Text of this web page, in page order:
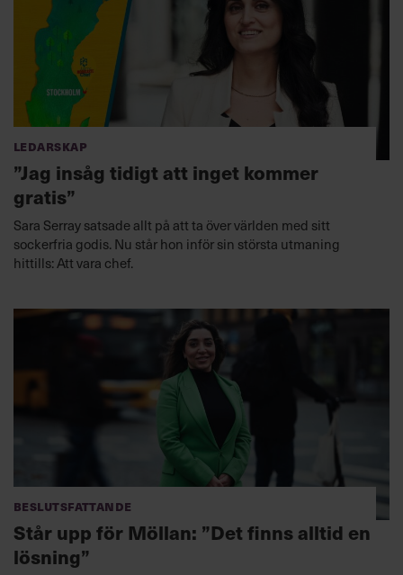
Ledarskap
”Jag insåg tidigt att inget kommer
gratis”
Sara Serray satsade allt på att ta över världen med sitt
sockerfria godis. Nu står hon inför sin största utmaning
hittills: Att vara chef.
Beslutsfattande
Står upp för Möllan: ”Det finns alltid en
lösning”